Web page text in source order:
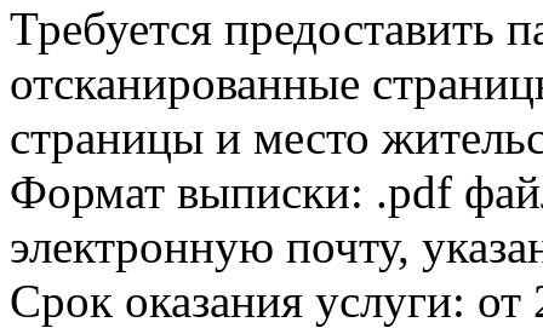
Требуется предоставить
отсканированные
страницы и место
Формат выписки: .pdf
электронную почту,
Срок оказания услуги: от